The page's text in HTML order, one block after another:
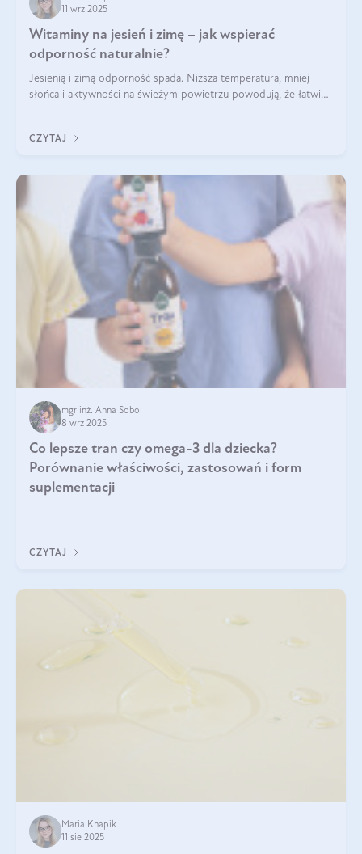
11 wrz 2025
Witaminy na jesień i zimę – jak wspierać
odporność naturalnie?
Jesienią i zimą odporność spada. Niższa temperatura, mniej
słońca i aktywności na świeżym powietrzu powodują, że łatwiej
suplementować jesienią i zimą?
CZYTAJ
mgr inż. Anna Sobol
8 wrz 2025
Co lepsze tran czy omega-3 dla dziecka?
Porównanie właściwości, zastosowań i form
suplementacji
CZYTAJ
Maria Knapik
11 sie 2025